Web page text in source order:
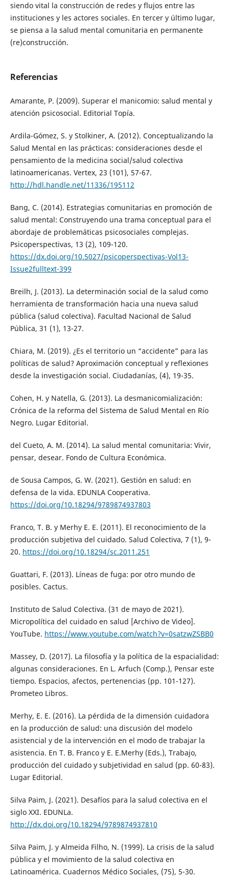
siendo vital la construcción de redes y flujos entre las
instituciones y les actores sociales. En tercer y último lugar,
se piensa a la salud mental comunitaria en permanente
(re)construcción.
Referencias
Amarante, P. (2009). Superar el manicomio: salud mental y
atención psicosocial. Editorial Topía.
Ardila-Gómez, S. y Stolkiner, A. (2012). Conceptualizando la
Salud Mental en las prácticas: consideraciones desde el
pensamiento de la medicina social/salud colectiva
latinoamericanas. Vertex, 23 (101), 57-67.
http://hdl.handle.net/11336/195112
Bang, C. (2014). Estrategias comunitarias en promoción de
salud mental: Construyendo una trama conceptual para el
abordaje de problemáticas psicosociales complejas.
Psicoperspectivas, 13 (2), 109-120.
https://dx.doi.org/10.5027/psicoperspectivas-Vol13-
Issue2fulltext-399
Breilh, J. (2013). La determinación social de la salud como
herramienta de transformación hacia una nueva salud
pública (salud colectiva). Facultad Nacional de Salud
Pública, 31 (1), 13-27.
Chiara, M. (2019). ¿Es el territorio un “accidente” para las
políticas de salud? Aproximación conceptual y reflexiones
desde la investigación social. Ciudadanías, (4), 19-35.
Cohen, H. y Natella, G. (2013). La desmanicomialización:
Crónica de la reforma del Sistema de Salud Mental en Río
Negro. Lugar Editorial.
del Cueto, A. M. (2014). La salud mental comunitaria: Vivir,
pensar, desear. Fondo de Cultura Económica.
de Sousa Campos, G. W. (2021). Gestión en salud: en
defensa de la vida. EDUNLA Cooperativa.
https://doi.org/10.18294/9789874937803
Franco, T. B. y Merhy E. E. (2011). El reconocimiento de la
producción subjetiva del cuidado. Salud Colectiva, 7 (1), 9-
20. https://doi.org/10.18294/sc.2011.251
Guattari, F. (2013). Líneas de fuga: por otro mundo de
posibles. Cactus.
Instituto de Salud Colectiva. (31 de mayo de 2021).
Micropolítica del cuidado en salud [Archivo de Video].
YouTube. https://www.youtube.com/watch?v=0satzwZSBB0
Massey, D. (2017). La filosofía y la política de la espacialidad:
algunas consideraciones. En L. Arfuch (Comp.), Pensar este
tiempo. Espacios, afectos, pertenencias (pp. 101-127).
Prometeo Libros.
Merhy, E. E. (2016). La pérdida de la dimensión cuidadora
en la producción de salud: una discusión del modelo
asistencial y de la intervención en el modo de trabajar la
asistencia. En T. B. Franco y E. E.Merhy (Eds.), Trabajo,
producción del cuidado y subjetividad en salud (pp. 60-83).
Lugar Editorial.
Silva Paim, J. (2021). Desafíos para la salud colectiva en el
siglo XXI. EDUNLa.
http://dx.doi.org/10.18294/9789874937810
Silva Paim, J. y Almeida Filho, N. (1999). La crisis de la salud
pública y el movimiento de la salud colectiva en
Latinoamérica. Cuadernos Médico Sociales, (75), 5-30.